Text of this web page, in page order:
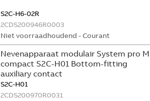
S2C-H6-02R
2CDS200946R0003
Niet voorraadhoudend - Courant
Nevenapparaat modulair System pro M
compact S2C-H01 Bottom-fitting
auxiliary contact
S2C-H01
2CDS200970R0031